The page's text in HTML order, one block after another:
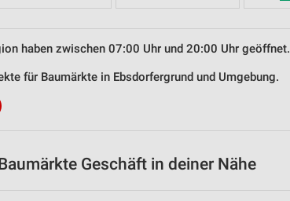
haben zwischen 07:00 Uhr und 20:00 Uhr geöffnet.
für Baumärkte in Ebsdorfergrund und Umgebung.
Geschäft in deiner Nähe